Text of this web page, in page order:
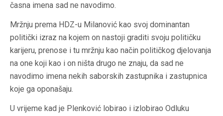
časna imena sad ne navodimo.
Mržnju prema HDZ-u Milanović kao svoj dominantan
politički izraz na kojem on nastoji graditi svoju političku
karijeru, prenose i tu mržnju kao način političkog djelovanja
na one koji kao i on ništa drugo ne znaju, da sad ne
navodimo imena nekih saborskih zastupnika i zastupnica
koje ga oponašaju.
U vrijeme kad je Plenković lobirao i izlobirao Odluku